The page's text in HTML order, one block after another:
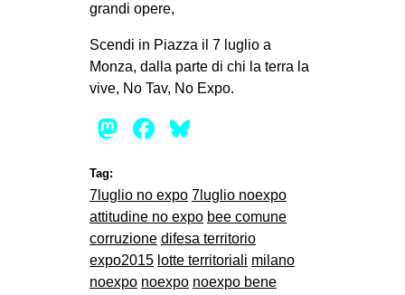
grandi opere,
Scendi in Piazza il 7 luglio a
Monza, dalla parte di chi la terra la
vive, No Tav, No Expo.
Mastodon
Facebook
Tag:
7luglio no expo 7luglio noexpo
attitudine no expo bee comune
corruzione difesa territorio
expo2015 lotte territoriali milano
noexpo noexpo noexpo bene